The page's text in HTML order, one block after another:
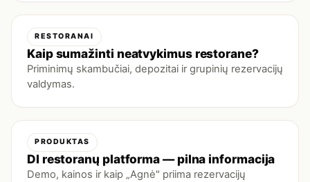
RESTORANAI
Kaip sumažinti neatvykimus restorane?
Priminimų skambučiai, depozitai ir grupinių rezervacijų
valdymas.
PRODUKTAS
DI restoranų platforma — pilna informacija
Demo, kainos ir kaip „Agnė" priima rezervacijų